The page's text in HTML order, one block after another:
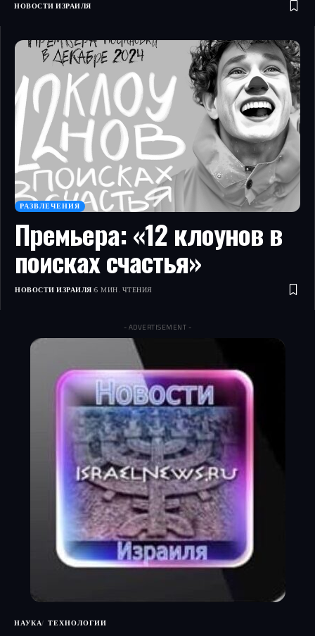
НОВОСТИ ИЗРАИЛЯ
РАЗВЛЕЧЕНИЯ
Премьера: «12 клоунов в
поисках счастья»
НОВОСТИ ИЗРАИЛЯ 6 МИН. ЧТЕНИЯ
- ADVERTISEMENT -
НАУКА ТЕХНОЛОГИИ